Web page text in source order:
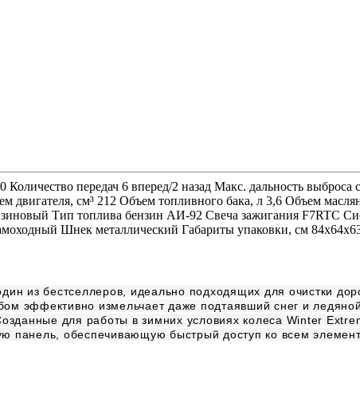
передач 6 вперед/2 назад Макс. дальность выброса
двигателя, см³ 212 Объем топливного бака, л 3,6 Объем
Тип топлива бензин АИ-92 Свеча зажигания F7RTC
Шнек металлический Габариты упаковки, cм
из бестселлеров, идеально подходящих для очистки
эффективно измельчает даже подтаявший снег и
для работы в зимних условиях колеса Winter
панель, обеспечивающую быстрый доступ ко всем